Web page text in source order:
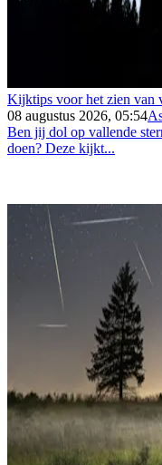
Kijktips voor het zien van
08 augustus 2026, 05:54
Ben jij dol op vallende
doen? Deze kijkt...